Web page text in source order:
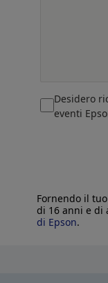
Desidero
eventi
Fornendo il
di 16 anni e di
di Epson.